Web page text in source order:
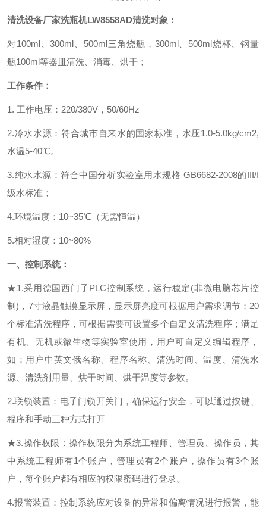
清洗设备厂家洗瓶机LW8558AD清洗对象：
对100ml、300ml、500ml三角烧瓶，300ml、500ml烧杯、钢量
瓶100ml等器皿清洗、消毒、烘干；
工作条件：
1. 工作电压：220/380V，50/60Hz
2.冷水水源：符合城市自来水的国家标准，水压1.0-5.0kg/cm2,
水温5-40℃。
3.纯水水源：符合中国分析实验室用水规格 GB6682-2008的III/I
级水标准 ；
4.环境温度： 10~35℃（无需恒温）
5.相对湿度： 10~80%
一、 控制系统：
★1.采用德国西门子PLC控制系统，运行稳定(非微电脑芯片控
制)， 7寸液晶触摸显示屏， 显示屏亮度可根据用户需求调节； 20
个标准清洗程序，可根据需要可设置多个自定义清洗程序； 满足
有机、无机或微生物等实验室使用 ，用户可自定义编辑程序，
如：用户中英文俄名称、程序名称、清洗时间、温度、清洗水
源、清洗剂用量、烘干时间、烘干温度等参数。
2.联锁装置：电子门锁开关门，确保运行安全，可以通过按键、
程序和手动三种方式打开
★3.操作权限： 操作权限分为系统工程师、管理员、操作员 ，其
中 系统工程师有1个账户，管理员有2个账户，操作员有3个账
户， 每个账户都有相应的权限密码进行登录。
4.报警装置：控制系统应对设备的异常和偏离情况进行报警，能